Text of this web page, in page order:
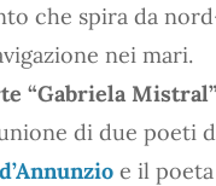
che spira da
nei mari.
“Gabriela Mistral”
di due poeti
e il